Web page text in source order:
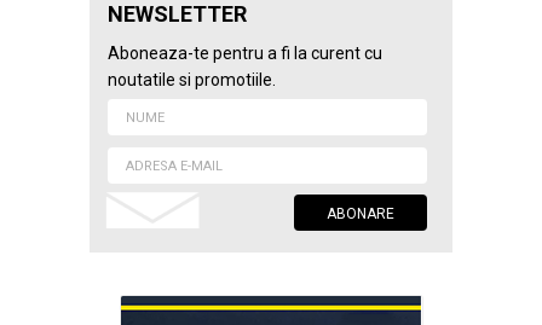
NEWSLETTER
Aboneaza-te pentru a fi la curent cu
noutatile si promotiile.